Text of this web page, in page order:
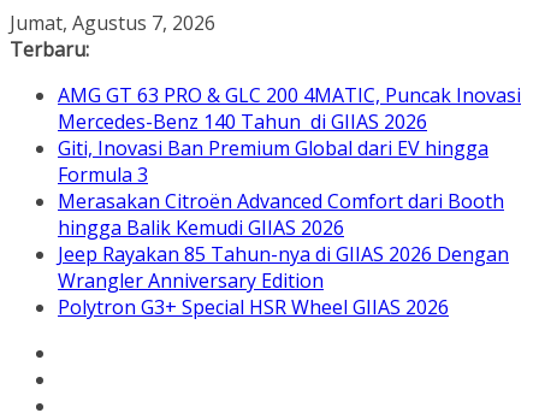
Skip
to
Jumat, Agustus 7, 2026
Terbaru:
AMG GT 63 PRO & GLC 200 4MATIC, Puncak Inovasi
Mercedes-Benz 140 Tahun di GIIAS 2026
Giti, Inovasi Ban Premium Global dari EV hingga
Formula 3
Merasakan Citroën Advanced Comfort dari Booth
hingga Balik Kemudi GIIAS 2026
Jeep Rayakan 85 Tahun-nya di GIIAS 2026 Dengan
Wrangler Anniversary Edition
Polytron G3+ Special HSR Wheel GIIAS 2026